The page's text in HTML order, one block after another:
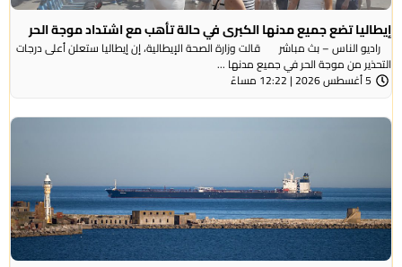
إيطاليا تضع جميع مدنها الكبرى في حالة تأهب مع اشتداد موجة الحر
راديو الناس – بث مباشر قالت وزارة الصحة الإيطالية، إن إيطاليا ستعلن أعلى درجات
التحذير من موجة ​الحر في جميع مدنها ...
5 أغسطس 2026 | 12:22 مساءً